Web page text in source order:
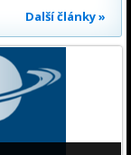
Další články »